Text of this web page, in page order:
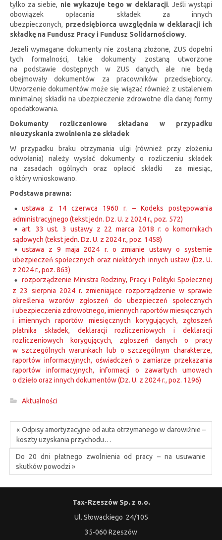
tylko za siebie, nie wykazuje tego w deklaracji. Jeśli wystąpi
obowiązek opłacania składek za innych
ubezpieczonych, przedsiębiorca uwzględnia w deklaracji ich
składkę na Fundusz Pracy i Fundusz Solidarnościowy.
Jeżeli wymagane dokumenty nie zostaną złożone, ZUS dopełni
tych formalności, takie dokumenty zostaną utworzone
na podstawie dostępnych w ZUS danych, ale nie będą
obejmowały dokumentów za pracowników przedsiębiorcy.
Utworzenie dokumentów może się wiązać również z ustaleniem
minimalnej składki na ubezpieczenie zdrowotne dla danej formy
opodatkowania.
Dokumenty rozliczeniowe składane w przypadku
nieuzyskania zwolnienia ze składek
W przypadku braku otrzymania ulgi (również przy złożeniu
odwołania) należy wysłać dokumenty o rozliczeniu składek
na zasadach ogólnych oraz opłacić składki za miesiąc,
o który wnioskowano.
Podstawa prawna:
ustawa z 14 czerwca 1960 r. – Kodeks postępowania
administracyjnego (tekst jedn. Dz. U. z 2024 r., poz. 572)
art. 33 ust. 3 ustawy z 22 marca 2018 r. o komornikach
sądowych (tekst jedn. Dz. U. z 2024 r., poz. 1458)
ustawa z 9 maja 2024 r. o zmianie ustawy o systemie
ubezpieczeń społecznych oraz niektórych innych ustaw (Dz. U.
z 2024 r., poz. 863)
rozporządzenie Ministra Rodziny, Pracy i Polityki Społecznej
z 23 sierpnia 2024 r. zmieniające rozporządzenie w sprawie
określenia wzorów zgłoszeń do ubezpieczeń społecznych
i ubezpieczenia zdrowotnego, imiennych raportów miesięcznych
i imiennych raportów miesięcznych korygujących, zgłoszeń
płatnika składek, deklaracji rozliczeniowych i deklaracji
rozliczeniowych korygujących, zgłoszeń danych o pracy
w szczególnych warunkach lub o szczególnym charakterze,
raportów informacyjnych, oświadczeń o zamiarze przekazania
raportów informacyjnych, informacji o zawartych umowach
o dzieło oraz innych dokumentów (Dz. U. z 2024 r., poz. 1296)
Aktualności
« Odpisy amortyzacyjne od auta otrzymanego w darowiźnie –
koszty uzyskania przychodu…
Do 20 dni płatnego zwolnienia od pracy – na usuwanie
skutków powodzi »
Tax-Rzeszów Sp. z o.o.
Ul. Słowackiego 24/105
35-060 Rzeszów